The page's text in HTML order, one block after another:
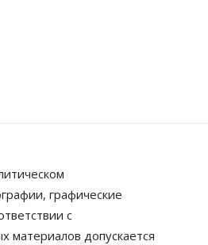
графические
с
материалов допускается